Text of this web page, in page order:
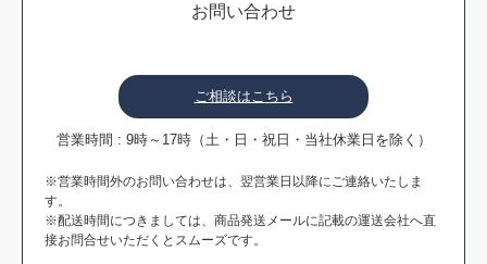
お問い合わせ
ご相談はこちら
営業時間 : 9時～17時（土・日・祝日・当社休業日を除く）
※営業時間外のお問い合わせは、翌営業日以降にご連絡いたしま
す。
※配送時間につきましては、商品発送メールに記載の運送会社へ直
接お問合せいただくとスムーズです。